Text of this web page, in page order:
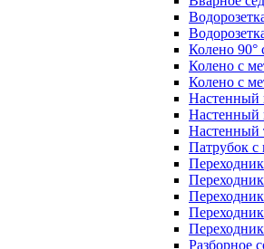
Колено 90°
Колено с
Колено с
Настенный
Настенный
Настенный
Патрубок с
Разборное